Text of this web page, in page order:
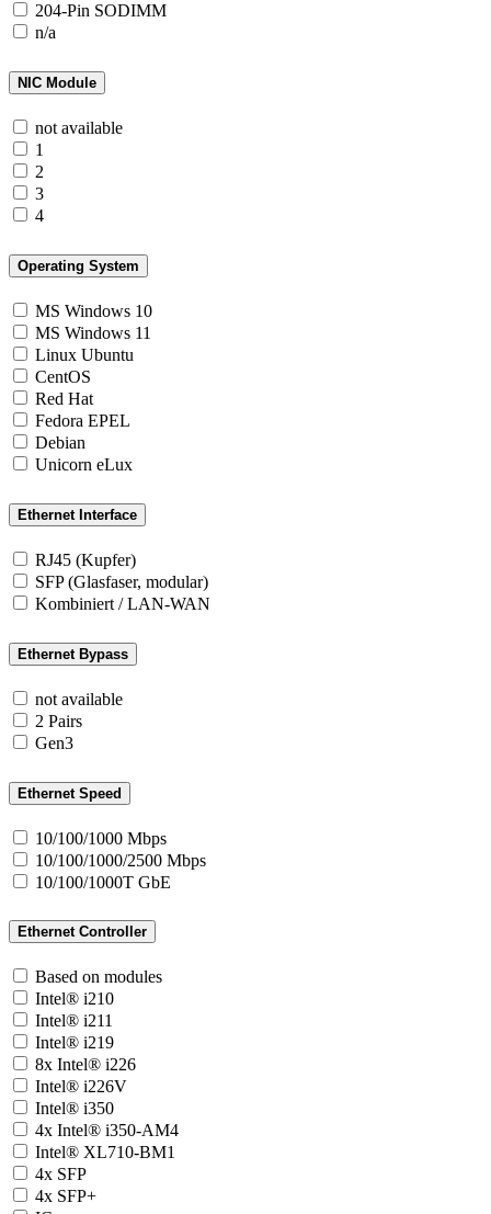
204-Pin SODIMM
n/a
NIC Module
not available
1
2
3
4
Operating System
MS Windows 10
MS Windows 11
Linux Ubuntu
CentOS
Red Hat
Fedora EPEL
Debian
Unicorn eLux
Ethernet Interface
RJ45 (Kupfer)
SFP (Glasfaser, modular)
Kombiniert / LAN-WAN
Ethernet Bypass
not available
2 Pairs
Gen3
Ethernet Speed
10/100/1000 Mbps
10/100/1000/2500 Mbps
10/100/1000T GbE
Ethernet Controller
Based on modules
Intel® i210
Intel® i211
Intel® i219
8x Intel® i226
Intel® i226V
Intel® i350
4x Intel® i350-AM4
Intel® XL710-BM1
4x SFP
4x SFP+